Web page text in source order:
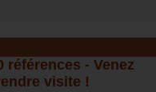
références - Venez
visite !